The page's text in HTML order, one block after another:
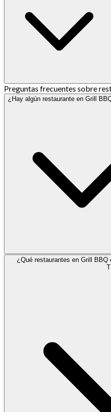
Preguntas frecuentes sobre
¿Hay algún restaurante en Grill
¿Qué restaurantes en Grill BBQ